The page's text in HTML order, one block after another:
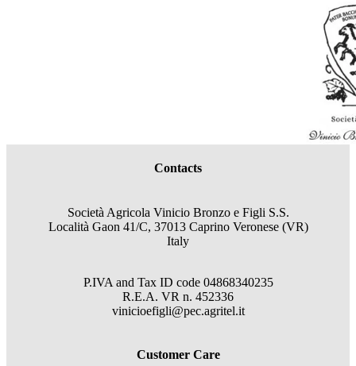
Contacts
Società Agricola Vinicio Bronzo e Figli S.S.
Località Gaon 41/C, 37013 Caprino Veronese (VR)
Italy
P.IVA and Tax ID code 04868340235
R.E.A. VR n. 452336
vinicioefigli@pec.agritel.it
Customer Care